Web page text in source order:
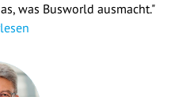
was Busworld ausmacht."